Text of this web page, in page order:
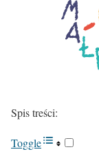
Spis treści:
Toggle